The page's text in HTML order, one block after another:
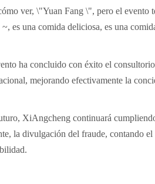
ver, \"Yuan Fang \", pero el evento
es una comida deliciosa, es una
ha concluido con éxito el
mejorando efectivamente la
XiAngcheng continuará
la divulgación del fraude, contando